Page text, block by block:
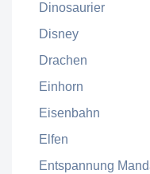
Dinosaurier
Disney
Drachen
Einhorn
Eisenbahn
Elfen
Entspannung